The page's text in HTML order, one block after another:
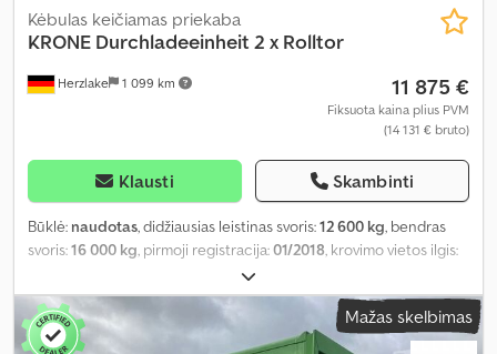
Herzlake 1 099 km
Kėbulas keičiamas priekaba
KRONE Durchladeeinheit 2 x Rolltor
11 875 €
Fiksuota kaina plius PVM
(14 131 € bruto)
Klausti Skambinti
Būklė: naudotas, didžiausias leistinas svoris:12 600 kg, bendras
svoris:16 000 kg , pirmoji registracija:01/2018 , krovimo vietos ilgis:
, krovinių skyriaus plotis:
aukštis:2 565 mm, krovinio erdvės tūris:46 m³, bendras plotis:
2 550 mm, bendras aukštis: 2 750 mm , Gamybos metai: 2018,
Mažas skelbimas